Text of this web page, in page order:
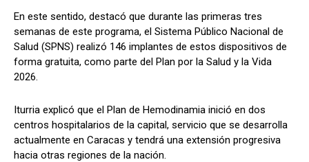
En este sentido, destacó que durante las primeras tres
semanas de este programa, el Sistema Público Nacional de
Salud (SPNS) realizó 146 implantes de estos dispositivos de
forma gratuita, como parte del Plan por la Salud y la Vida
2026.
Iturria explicó que el Plan de Hemodinamia inició en dos
centros hospitalarios de la capital, servicio que se desarrolla
actualmente en Caracas y tendrá una extensión progresiva
hacia otras regiones de la nación.